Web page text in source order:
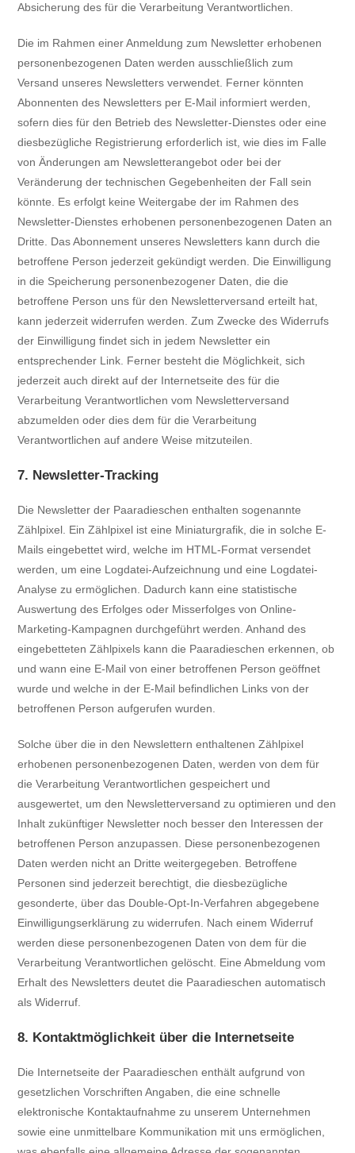
Absicherung des für die Verarbeitung Verantwortlichen.
Die im Rahmen einer Anmeldung zum Newsletter erhobenen
personenbezogenen Daten werden ausschließlich zum
Versand unseres Newsletters verwendet. Ferner könnten
Abonnenten des Newsletters per E-Mail informiert werden,
sofern dies für den Betrieb des Newsletter-Dienstes oder eine
diesbezügliche Registrierung erforderlich ist, wie dies im Falle
von Änderungen am Newsletterangebot oder bei der
Veränderung der technischen Gegebenheiten der Fall sein
könnte. Es erfolgt keine Weitergabe der im Rahmen des
Newsletter-Dienstes erhobenen personenbezogenen Daten an
Dritte. Das Abonnement unseres Newsletters kann durch die
betroffene Person jederzeit gekündigt werden. Die Einwilligung
in die Speicherung personenbezogener Daten, die die
betroffene Person uns für den Newsletterversand erteilt hat,
kann jederzeit widerrufen werden. Zum Zwecke des Widerrufs
der Einwilligung findet sich in jedem Newsletter ein
entsprechender Link. Ferner besteht die Möglichkeit, sich
jederzeit auch direkt auf der Internetseite des für die
Verarbeitung Verantwortlichen vom Newsletterversand
abzumelden oder dies dem für die Verarbeitung
Verantwortlichen auf andere Weise mitzuteilen.
7. Newsletter-Tracking
Die Newsletter der Paaradieschen enthalten sogenannte
Zählpixel. Ein Zählpixel ist eine Miniaturgrafik, die in solche E-
Mails eingebettet wird, welche im HTML-Format versendet
werden, um eine Logdatei-Aufzeichnung und eine Logdatei-
Analyse zu ermöglichen. Dadurch kann eine statistische
Auswertung des Erfolges oder Misserfolges von Online-
Marketing-Kampagnen durchgeführt werden. Anhand des
eingebetteten Zählpixels kann die Paaradieschen erkennen, ob
und wann eine E-Mail von einer betroffenen Person geöffnet
wurde und welche in der E-Mail befindlichen Links von der
betroffenen Person aufgerufen wurden.
Solche über die in den Newslettern enthaltenen Zählpixel
erhobenen personenbezogenen Daten, werden von dem für
die Verarbeitung Verantwortlichen gespeichert und
ausgewertet, um den Newsletterversand zu optimieren und den
Inhalt zukünftiger Newsletter noch besser den Interessen der
betroffenen Person anzupassen. Diese personenbezogenen
Daten werden nicht an Dritte weitergegeben. Betroffene
Personen sind jederzeit berechtigt, die diesbezügliche
gesonderte, über das Double-Opt-In-Verfahren abgegebene
Einwilligungserklärung zu widerrufen. Nach einem Widerruf
werden diese personenbezogenen Daten von dem für die
Verarbeitung Verantwortlichen gelöscht. Eine Abmeldung vom
Erhalt des Newsletters deutet die Paaradieschen automatisch
als Widerruf.
8. Kontaktmöglichkeit über die Internetseite
Die Internetseite der Paaradieschen enthält aufgrund von
gesetzlichen Vorschriften Angaben, die eine schnelle
elektronische Kontaktaufnahme zu unserem Unternehmen
sowie eine unmittelbare Kommunikation mit uns ermöglichen,